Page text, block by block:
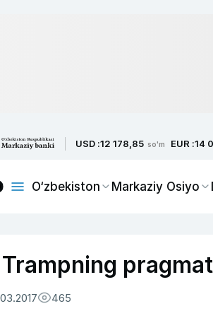
USD :12 178,85 so'm EUR :14
O‘zbekiston Markaziy Osiyo
465